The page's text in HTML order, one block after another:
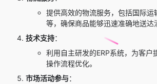
提供高效的物流服务，包括国际运
等，确保商品能够迅速准确地送达
技术支持：
利用自主研发的ERP系统，为客户
操作流程优化。
市场活动参与：